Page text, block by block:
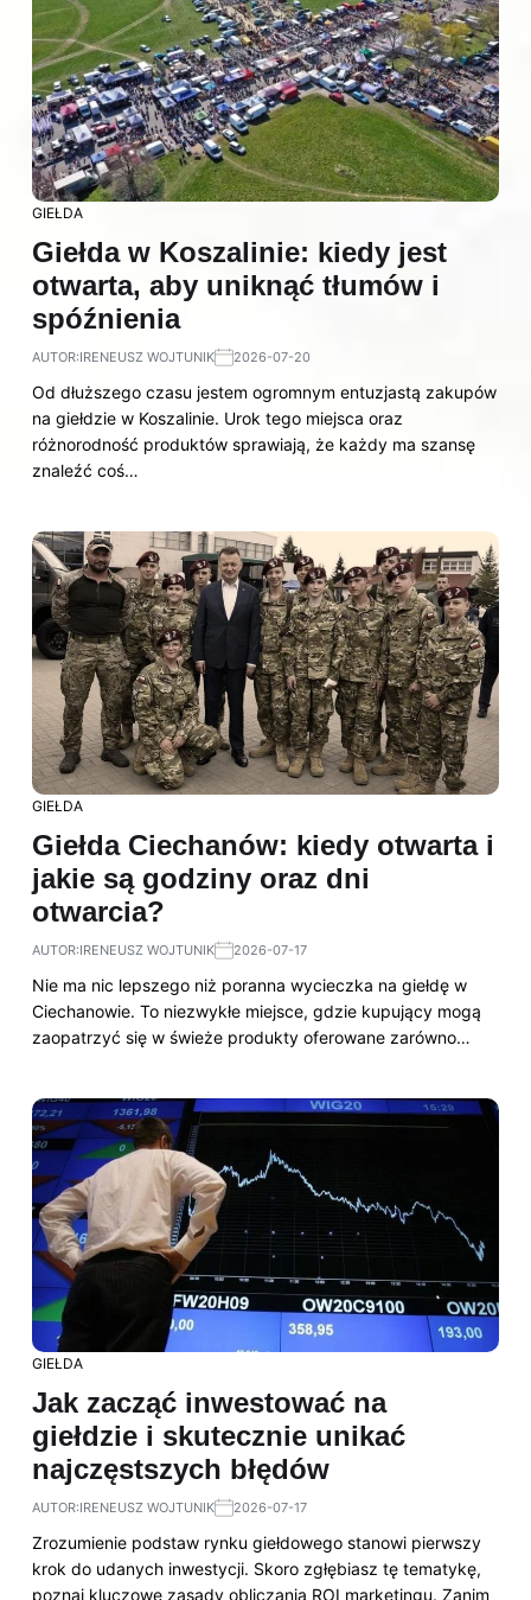
GIEŁDA
Giełda w Koszalinie: kiedy jest
otwarta, aby uniknąć tłumów i
spóźnienia
AUTOR:IRENEUSZ WOJTUNIK 2026-07-20
Od dłuższego czasu jestem ogromnym entuzjastą zakupów
na giełdzie w Koszalinie. Urok tego miejsca oraz
różnorodność produktów sprawiają, że każdy ma szansę
znaleźć coś…
GIEŁDA
Giełda Ciechanów: kiedy otwarta i
jakie są godziny oraz dni
otwarcia?
AUTOR:IRENEUSZ WOJTUNIK 2026-07-17
Nie ma nic lepszego niż poranna wycieczka na giełdę w
Ciechanowie. To niezwykłe miejsce, gdzie kupujący mogą
zaopatrzyć się w świeże produkty oferowane zarówno…
GIEŁDA
Jak zacząć inwestować na
giełdzie i skutecznie unikać
najczęstszych błędów
AUTOR:IRENEUSZ WOJTUNIK 2026-07-17
Zrozumienie podstaw rynku giełdowego stanowi pierwszy
krok do udanych inwestycji. Skoro zgłębiasz tę tematykę,
poznaj kluczowe zasady obliczania ROI marketingu. Zanim